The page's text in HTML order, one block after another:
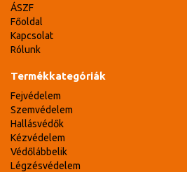
ÁSZF
Főoldal
Kapcsolat
Rólunk
Termékkategóriák
Fejvédelem
Szemvédelem
Hallásvédők
Kézvédelem
Védőlábbelik
Légzésvédelem